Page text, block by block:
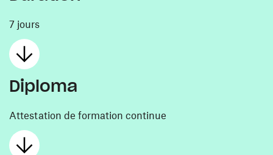
7 jours
Diploma
Attestation de formation continue